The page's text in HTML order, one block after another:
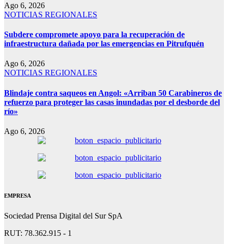
Ago 6, 2026
NOTICIAS REGIONALES
Subdere compromete apoyo para la recuperación de
infraestructura dañada por las emergencias en Pitrufquén
Ago 6, 2026
NOTICIAS REGIONALES
Blindaje contra saqueos en Angol: «Arriban 50 Carabineros de
refuerzo para proteger las casas inundadas por el desborde del
río»
Ago 6, 2026
EMPRESA
Sociedad Prensa Digital del Sur SpA
RUT: 78.362.915 - 1